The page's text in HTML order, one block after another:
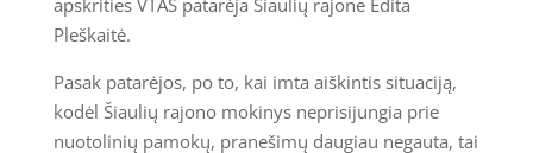
apskrities VTAS patarėja Šiaulių rajone Edita
Pleškaitė.
Pasak patarėjos, po to, kai imta aiškintis situaciją,
kodėl Šiaulių rajono mokinys neprisijungia prie
nuotolinių pamokų, pranešimų daugiau negauta, tai